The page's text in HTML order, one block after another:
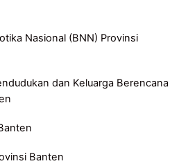
Nasional (BNN) Provinsi
dan Keluarga Berencana
Banten